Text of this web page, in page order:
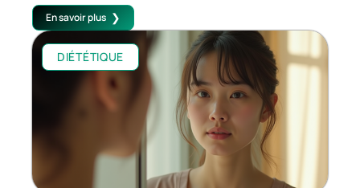
En savoir plus
DIÉTÉTIQUE